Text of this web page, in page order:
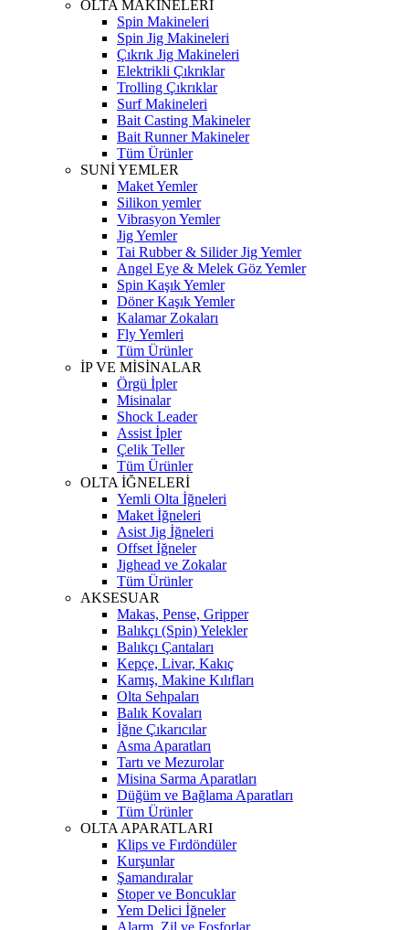
OLTA MAKİNELERİ
Spin Makineleri
Spin Jig Makineleri
Çıkrık Jig Makineleri
Elektrikli Çıkrıklar
Trolling Çıkrıklar
Surf Makineleri
Bait Casting Makineler
Bait Runner Makineler
Tüm Ürünler
SUNİ YEMLER
Maket Yemler
Silikon yemler
Vibrasyon Yemler
Jig Yemler
Tai Rubber & Silider Jig Yemler
Angel Eye & Melek Göz Yemler
Spin Kaşık Yemler
Döner Kaşık Yemler
Kalamar Zokaları
Fly Yemleri
Tüm Ürünler
İP VE MİSİNALAR
Örgü İpler
Misinalar
Shock Leader
Assist İpler
Çelik Teller
Tüm Ürünler
OLTA İĞNELERİ
Yemli Olta İğneleri
Maket İğneleri
Asist Jig İğneleri
Offset İğneler
Jighead ve Zokalar
Tüm Ürünler
AKSESUAR
Makas, Pense, Gripper
Balıkçı (Spin) Yelekler
Balıkçı Çantaları
Kepçe, Livar, Kakıç
Kamış, Makine Kılıfları
Olta Sehpaları
Balık Kovaları
İğne Çıkarıcılar
Asma Aparatları
Tartı ve Mezurolar
Misina Sarma Aparatları
Düğüm ve Bağlama Aparatları
Tüm Ürünler
OLTA APARATLARI
Klips ve Fırdöndüler
Kurşunlar
Şamandıralar
Stoper ve Boncuklar
Yem Delici İğneler
Alarm, Zil ve Fosforlar